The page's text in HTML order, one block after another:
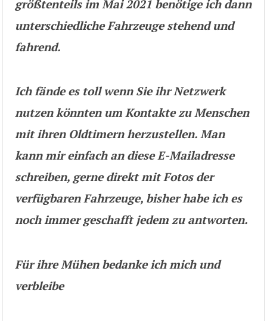
größtenteils im Mai 2021 benötige ich dann
unterschiedliche Fahrzeuge stehend und
fahrend.
Ich fände es toll wenn Sie ihr Netzwerk
nutzen könnten um Kontakte zu Menschen
mit ihren Oldtimern herzustellen. Man
kann mir einfach an diese E-Mailadresse
schreiben, gerne direkt mit Fotos der
verfügbaren Fahrzeuge, bisher habe ich es
noch immer geschafft jedem zu antworten.
Für ihre Mühen bedanke ich mich und
verbleibe